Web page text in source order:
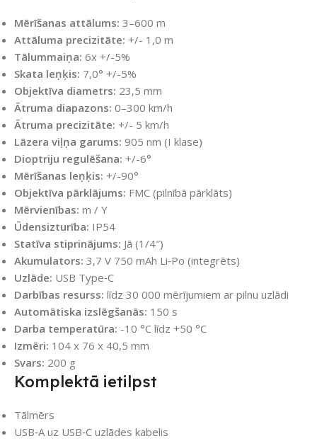
Mērīšanas attālums: 3–600 m
Attāluma precizitāte: +/- 1,0 m
Tālummaiņa: 6x +/-5%
Skata leņķis: 7,0° +/-5%
Objektīva diametrs: 23,5 mm
Ātruma diapazons: 0–300 km/h
Ātruma precizitāte: +/- 5 km/h
Lāzera viļņa garums: 905 nm (I klase)
Dioptriju regulēšana: +/-6°
Mērīšanas leņķis: +/-90°
Objektīva pārklājums: FMC (pilnībā pārklāts)
Mērvienības: m / Y
Ūdensizturība: IP54
Statīva stiprinājums: Jā (1/4″)
Akumulators: 3,7 V 750 mAh Li‑Po (integrēts)
Uzlāde: USB Type‑C
Darbības resurss: līdz 30 000 mērījumiem ar pilnu uzlādi
Automātiska izslēgšanās: 150 s
Darba temperatūra: -10 °C līdz +50 °C
Izmēri: 104 x 76 x 40,5 mm
Svars: 200 g
Komplektā ietilpst
Tālmērs
USB‑A uz USB‑C uzlādes kabelis